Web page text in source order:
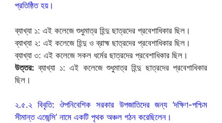
প্রতিষ্ঠিত হয়।
ব্যাখ্যা ১: এই কলেজে শুধুমাত্র হিন্দু ছাত্রদের প্রবেশাধিকার ছিল।
ব্যাখ্যা ২: এই কলেজে হিন্দু ও ব্রাহ্ম ছাত্রদের প্রবেশাধিকার ছিল।
ব্যাখ্যা ৩: এই কলেজে সকল ধর্মের ছাত্রদের প্রবেশাধিকার ছিল।
উত্তর: ব্যাখ্যা ১: এই কলেজে শুধুমাত্র হিন্দু ছাত্রদের প্রবেশাধিকার
ছিল।
২.৫.২ বিবৃতি: ঔপনিবেশিক সরকার উপজাতিদের জন্য ‘দক্ষিণ-পশ্চিম
সীমান্ত এজেন্সি’ নামে একটি পৃথক অঞ্চল গঠন করেছিলেন।